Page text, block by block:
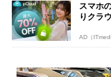
スマホ
りクラ
AD（